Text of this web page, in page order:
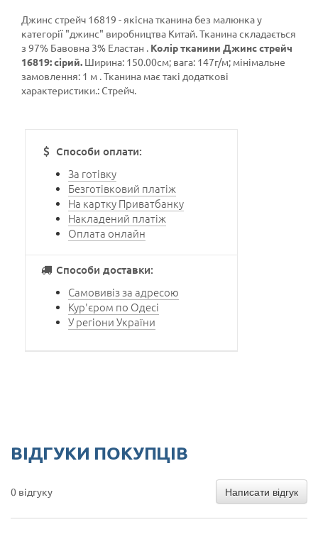
Джинс стрейч 16819 - якісна тканина без малюнка у
категорії "джинс" виробництва Китай. Тканина складається
з 97% Бавовна 3% Еластан . Колір тканини Джинс стрейч
16819: сірий. Ширина: 150.00см; вага: 147г/м; мінімальне
замовлення: 1 м . Тканина має такі додаткові
характеристики.: Стрейч.
Способи оплати:
За готівку
Безготівковий платіж
На картку Приватбанку
Накладений платіж
Оплата онлайн
Способи доставки:
Самовивіз за адресою
Кур'єром по Одесі
У регіони України
ВІДГУКИ ПОКУПЦІВ
0 відгуку Написати відгук